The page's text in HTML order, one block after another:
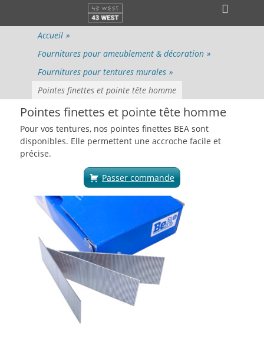
Menu principal
contenu
l’en-
Accueil »
Fournitures pour ameublement & décoration »
Fournitures pour tentures murales »
Pointes finettes et pointe tête homme
Pointes finettes et pointe tête homme
Pour vos tentures, nos pointes finettes BEA sont
disponibles. Elle permettent une accroche facile et
précise.
Passer commande